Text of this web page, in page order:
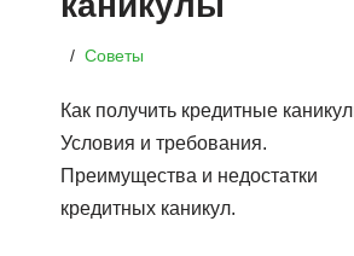
Советы
Как получить кредитные
Условия и требования.
Преимущества и недостатки
кредитных каникул.